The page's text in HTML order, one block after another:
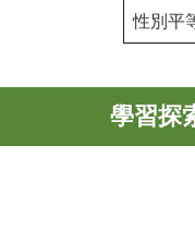
性別平
學習探